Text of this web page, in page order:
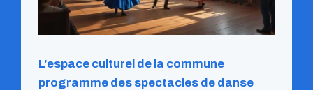
L’espace culturel de la commune
programme des spectacles de danse